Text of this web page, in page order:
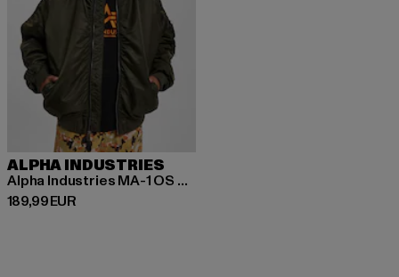
ALPHA INDUSTRIES
Alpha Industries MA-1 OS Puckered Bomberjacke
189,99 EUR
Derzeitiger Preis: 189,99 EUR